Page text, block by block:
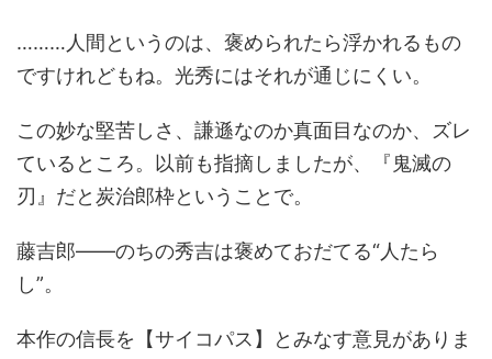
………人間というのは、褒められたら浮かれるもの
ですけれどもね。光秀にはそれが通じにくい。
この妙な堅苦しさ、謙遜なのか真面目なのか、ズレ
ているところ。以前も指摘しましたが、『鬼滅の
刃』だと炭治郎枠ということで。
藤吉郎――のちの秀吉は褒めておだてる“人たら
し”。
本作の信長を【サイコパス】とみなす意見がありま